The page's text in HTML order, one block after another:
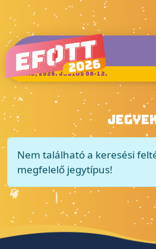
SUKORÓ, 2026. JÚLIUS 08-12.
Nem található a keresési
megfelelő jegytípus!